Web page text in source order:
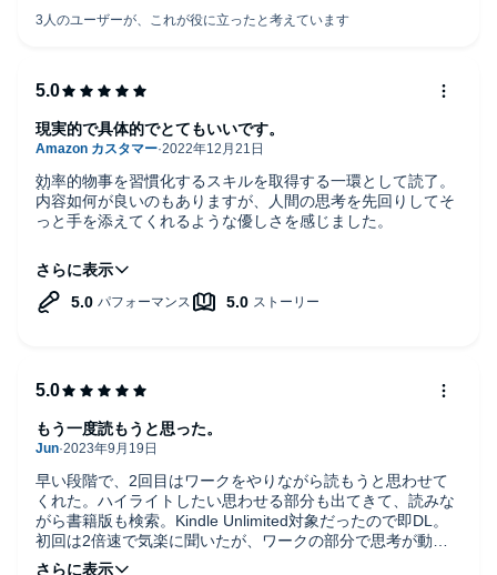
最初の一歩の方にもオススメです(50代男性・経営コンサルタン
思考を文字化すれば、自分自身の奥底に眠っている
「本当の自分」の声がどんどん心に響き、
自分が本当はどうしたいのか、
どんな使命を持って生きているのかに気づいていきます。
この本を手に取ることをお薦めします(60代女性・教師)
変わろうと努力する人には、その具体的な方法を示し
脱落しやすいトラップも明示する事で
効率的物事を習慣化するスキルを取得する一環として読了。
内容如何が良いのもありますが、人間の思考を先回りしてそ
っと手を添えてくれるような優しさを感じました。
自身の成長の背中を押してくれる良本です。
もう一回聞いてワークに挑戦します。
現実的で具体的でとてもいいです。
早い段階で、2回目はワークをやりながら読もうと思わせて
くれた。ハイライトしたい思わせる部分も出てきて、読みな
がら書籍版も検索。Kindle Unlimited対象だったので即DL。
初回は2倍速で気楽に聞いたが、ワークの部分で思考が動い
て「アレのことだな」と思い当たることも多々あり、楽しか
もう一度読もうと思った。